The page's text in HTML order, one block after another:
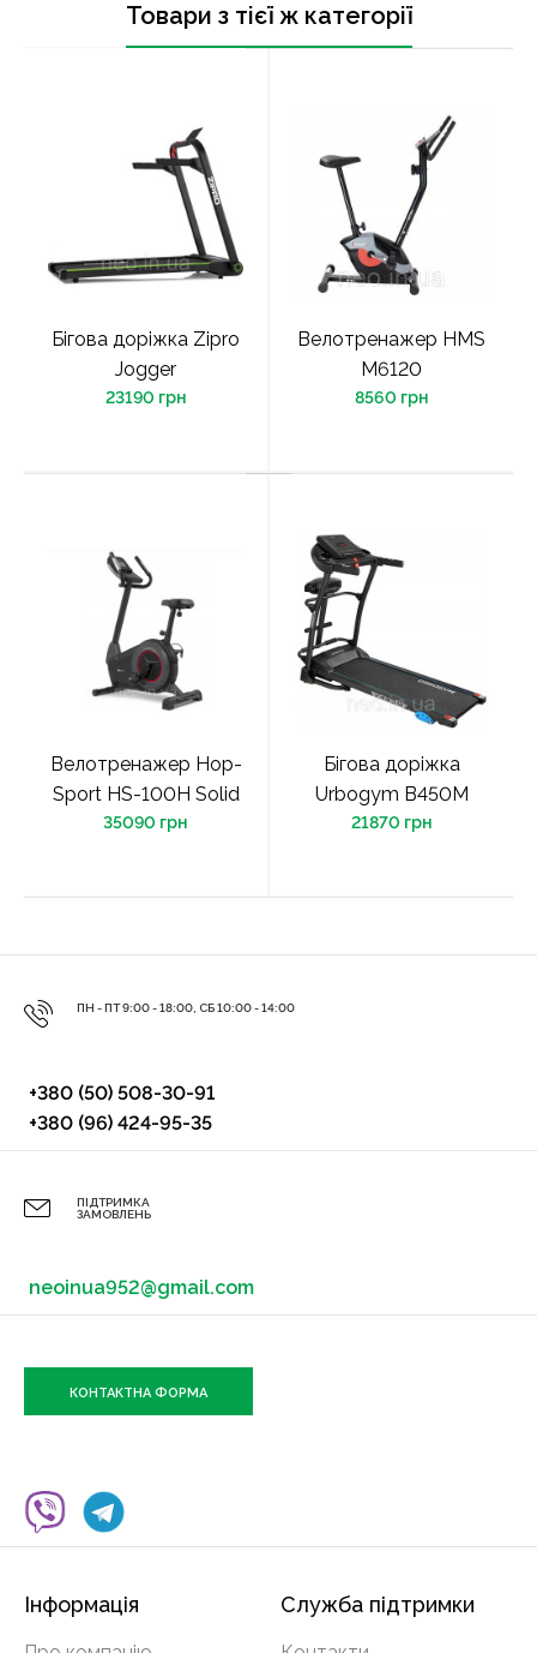
Товари з тієї ж категорії
Бігова доріжка Zipro
Jogger
23190 грн
Велотренажер HMS
M6120
8560 грн
Велотренажер Hop-
Sport HS-100H Solid
35090 грн
Бігова доріжка
Urbogym В450М
21870 грн
ПН - ПТ 9:00 - 18:00, СБ 10:00 - 14:00
+380 (50) 508-30-91
+380 (96) 424-95-35
ПІДТРИМКА
ЗАМОВЛЕНЬ
neoinua952@gmail.com
КОНТАКТНА ФОРМА
Інформація Служба підтримки